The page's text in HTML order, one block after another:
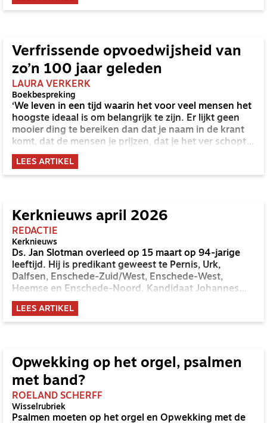
verschillende generaties betrokken houdt bij de
Verfrissende opvoedwijsheid van
zo’n 100 jaar geleden
LAURA VERKERK
Boekbespreking
‘We leven in een tijd waarin het voor veel mensen het
hoogste ideaal is om belangrijk te zijn. Er lijkt geen
mooier ding te bereiken dan dat je naam in de krant
komt, dat de mensen je prijzen, dat je het ver schopt
in de wereld, dat je erkend wordt in allerlei kringen.
Deze neiging tot egocentriciteit is de oorzaak van veel
gejaagdheid in het leven.’ Eén van de vele stukjes uit
daarvoor is geschreven door J. Waterink, een
Nederlandse predikant, psycholoog, pedagoog en
hoogleraar (1890-1966). Gerjanne van Lagen neemt
je in het boek Bengels en Braafjes overtuigend mee in
de opvoedwijsheden uit publicaties van Waterink, die
al tussen 1920 en 1960 werden gewaardeerd en nog
zeer relevant zijn voor vandaag de dag.
LEES ARTIKEL
Kerknieuws april 2026
REDACTIE
Kerknieuws
Ds. Jan Slotman overleed op 15 maart op 94-jarige
leeftijd. Hij is predikant geweest te Pernis, Urk,
Dalfsen, Enschede-Zuid/West, Enschede-West,
Heemse en Enschede-Noord. Kandidaat Johannes
van der Heide is beroepen naar de NGK Breukelen. De
NGK Zwolle-Opstandingskerk heeft ds. Jan van
Houwelingen (46) beroepen.
LEES ARTIKEL
Opwekking op het orgel, psalmen
met band?
ROELAND SCHERFF
Wisselrubriek
Psalmen moeten op het orgel en Opwekking met de